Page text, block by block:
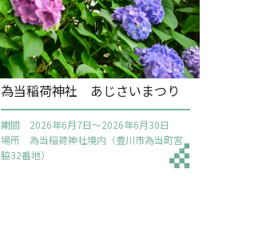
為当稲荷神社 あじさいまつり
期間 2026年6月7日～2026年6月30日
場所 為当稲荷神社境内（豊川市為当町宮
脇32番地）